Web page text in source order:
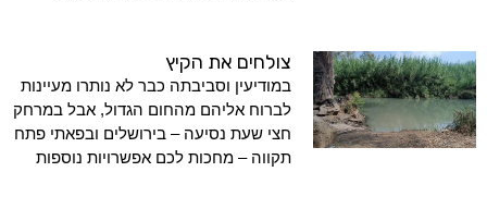
צולחים את הקיץ
במודיעין וסביבתה כבר לא נותרו מעיינות
לברוח אליהם מהחום הגדול, אבל במרחק
חצי שעת נסיעה – בירושלים ובפאתי פתח
תקווה – מחכות לכם אפשרויות נוספות